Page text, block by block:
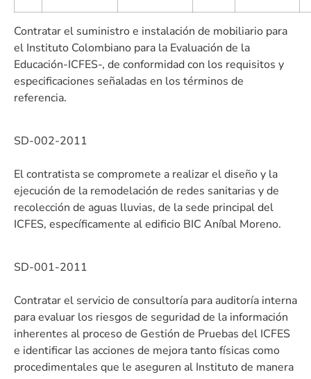
Contratar el suministro e instalación de mobiliario para
el Instituto Colombiano para la Evaluación de la
Educación-ICFES-, de conformidad con los requisitos y
especificaciones señaladas en los términos de
referencia.
SD-002-2011
El contratista se compromete a realizar el diseño y la
ejecución de la remodelación de redes sanitarias y de
recolección de aguas lluvias, de la sede principal del
ICFES, específicamente al edificio BIC Aníbal Moreno.
SD-001-2011
Contratar el servicio de consultoría para auditoría interna
para evaluar los riesgos de seguridad de la información
inherentes al proceso de Gestión de Pruebas del ICFES
e identificar las acciones de mejora tanto físicas como
procedimentales que le aseguren al Instituto de manera